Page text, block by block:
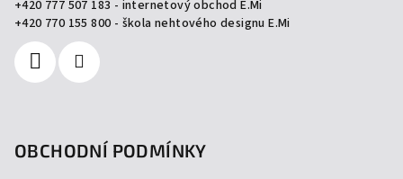
+420 777 507 183 - internetový obchod E.Mi
+420 770 155 800 - škola nehtového designu E.Mi
OBCHODNÍ PODMÍNKY